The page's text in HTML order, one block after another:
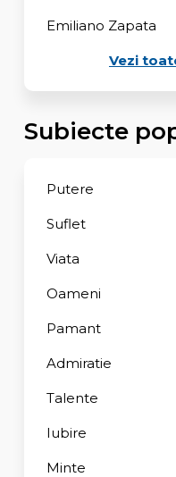
Emiliano Zapata
Vezi
Subiecte
Putere
Suflet
Viata
Oameni
Pamant
Admiratie
Talente
Iubire
Minte